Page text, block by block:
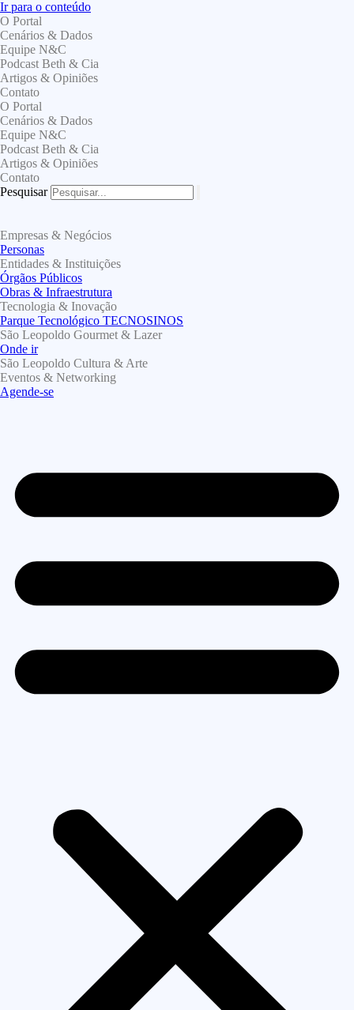
Ir para o conteúdo
O Portal
Cenários & Dados
Equipe N&C
Podcast Beth & Cia
Artigos & Opiniões
Contato
O Portal
Cenários & Dados
Equipe N&C
Podcast Beth & Cia
Artigos & Opiniões
Contato
Pesquisar
Empresas & Negócios
Personas
Entidades & Instituições
Órgãos Públicos
Obras & Infraestrutura
Tecnologia & Inovação
Parque Tecnológico TECNOSINOS
São Leopoldo Gourmet & Lazer
Onde ir
São Leopoldo Cultura & Arte
Eventos & Networking
Agende-se